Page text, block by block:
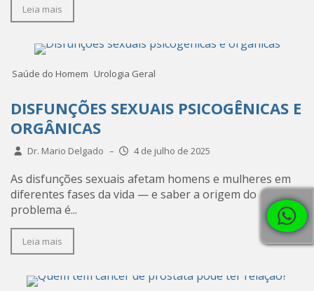
Leia mais
Saúde do Homem Urologia Geral
DISFUNÇÕES SEXUAIS PSICOGÊNICAS E
ORGÂNICAS
Dr. Mario Delgado – 4 de julho de 2025
As disfunções sexuais afetam homens e mulheres em
diferentes fases da vida — e saber a origem do
problema é...
Leia mais